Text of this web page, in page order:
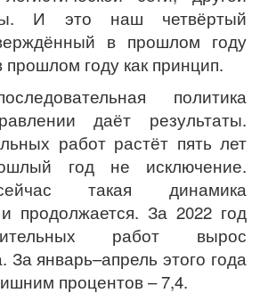
И это наш четвёртый
в прошлом году
году как принцип.
политика
даёт результаты.
работ растёт пять лет
год не исключение.
такая динамика
продолжается. За 2022 год
работ вырос
За январь–апрель этого года
процентов – 7,4.